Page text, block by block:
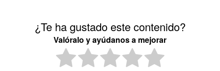
¿Te ha gustado este contenido?
Valóralo y ayúdanos a mejorar